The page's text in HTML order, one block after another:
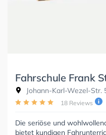
Fahrschule Frank
Johann-Karl-Wezel-Str.
18 Reviews
Die seriöse und
bietet kundigen